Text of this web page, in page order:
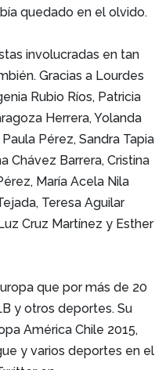
quedado en el olvido.
involucradas en tan
Gracias a Lourdes
Rubio Ríos, Patricia
Herrera, Yolanda
Pérez, Sandra Tapia
Chávez Barrera, Cristina
María Acela Nila
Teresa Aguilar
Cruz Martínez y Esther
que por más de 20
y otros deportes. Su
América Chile 2015,
y varios deportes en el